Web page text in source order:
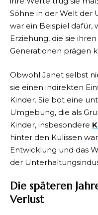
Söhne in der Welt der
war ein Beispiel dafür,
Erziehung, die sie
Generationen prägen
Obwohl Janet selbst
sie einen indirekten
Kinder. Sie bot eine
Umgebung, die als
Kinder, insbesondere
hinter den Kulissen
Entwicklung und das
der
Die späteren
Verlust